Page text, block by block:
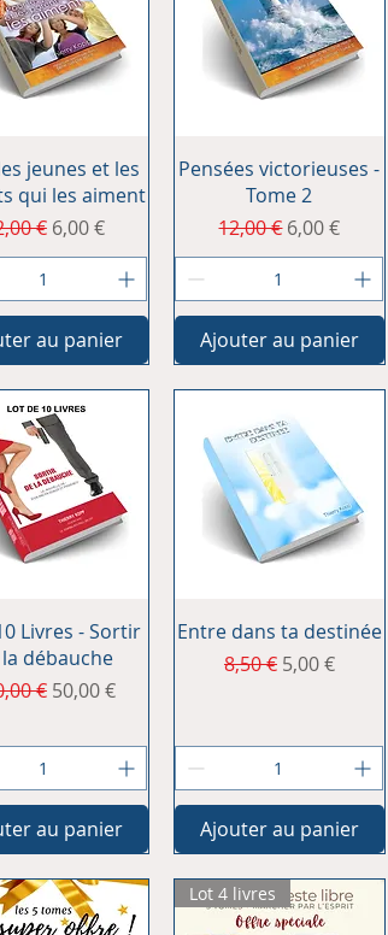
rapide
jeunes et les
qui les aiment
original
€ Prix promotionnel
6,00 €
au panier
Aperçu rapide
Pensées victorieuses -
Tome 2
Prix original
12,00 € Prix
6,00 €
Ajouter au panier
rapide
Livres - Sortir
débauche
original
€ Prix promotionnel
50,00 €
au panier
Aperçu rapide
Entre dans ta destinée
Prix original
8,50 € Prix
5,00 €
Ajouter au panier
Lot 4 livres